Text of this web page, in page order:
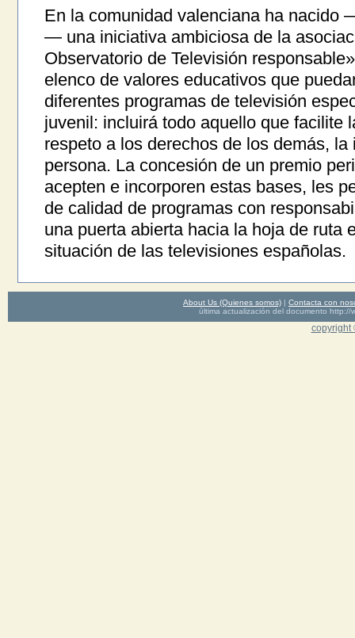
En la comunidad valenciana ha nacido
— una iniciativa ambiciosa de la
Observatorio de Televisión
elenco de valores educativos que
diferentes programas de televisión
juvenil: incluirá todo aquello que facilite
respeto a los derechos de los demás,
persona. La concesión de un premio
acepten e incorporen estas bases, les
de calidad de programas con
una puerta abierta hacia la hoja de ruta
situación de las televisiones españolas.
About Us (Quienes somos) | Contacta con
última actualización del documento http://
copyright